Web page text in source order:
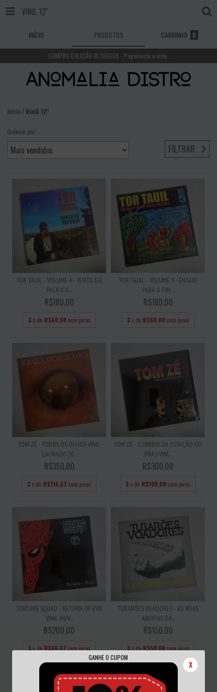
GANHE O CUPOM
X
VINIL 12''
INÍCIO PRODUTOS CARRINHO 0
COMPRO COLEÇÃO DE DISCOS - Pagamento a vista.
Início /Vinil 12''
Ordenar por
FILTRAR
TOR TAUIL - VOLUME 4 - VENTO DO
PACÍFICO...
R$180,00
3 x de R$60,00 sem juros
TOR TAUIL - VOLUME 5 - ENSAIO
PARA O FIM...
R$180,00
3 x de R$60,00 sem juros
TOM ZÉ - TODOS OS OLHOS VINIL
LACRADO 20...
R$350,00
3 x de R$116,67 sem juros
TOM ZÉ - CORREIO DA ESTAÇÃO DO
BRÁS VINI...
R$300,00
3 x de R$100,00 sem juros
TORTURE SQUAD - RETURN OF EVIL
VINIL NOV...
R$200,00
3 x de R$66,67 sem juros
TUBARÕES VOADORES - AS VEIAS
ABERTAS DA...
R$150,00
3 x de R$50,00 sem juros